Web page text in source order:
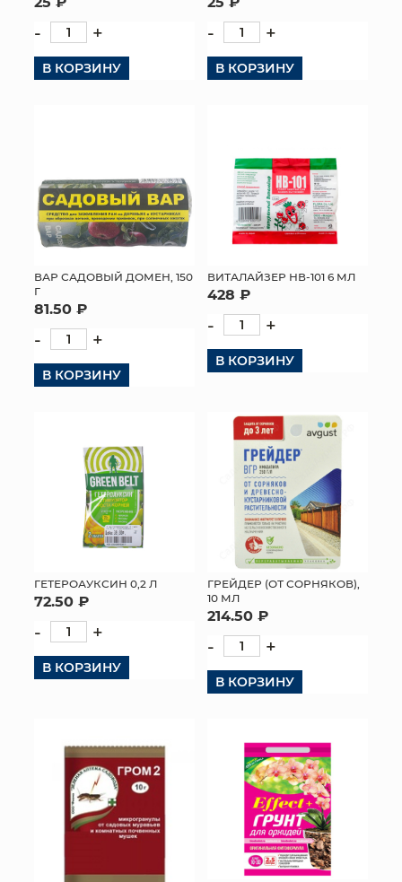
- +
В КОРЗИНУ
- +
В КОРЗИНУ
ВАР САДОВЫЙ ДОМЕН, 150
Г
81.50 ₽
- +
В КОРЗИНУ
ВИТАЛАЙЗЕР НВ-101 6 МЛ
428 ₽
- +
В КОРЗИНУ
ГЕТЕРОАУКСИН 0,2 Л
72.50 ₽
- +
В КОРЗИНУ
ГРЕЙДЕР (ОТ СОРНЯКОВ),
10 МЛ
214.50 ₽
- +
В КОРЗИНУ